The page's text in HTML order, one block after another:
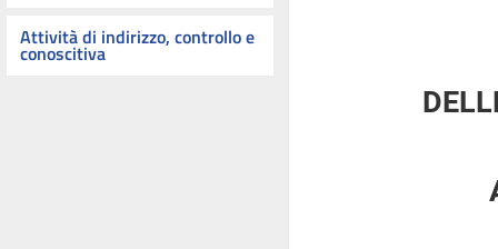
Attività di indirizzo, controllo e
conoscitiva